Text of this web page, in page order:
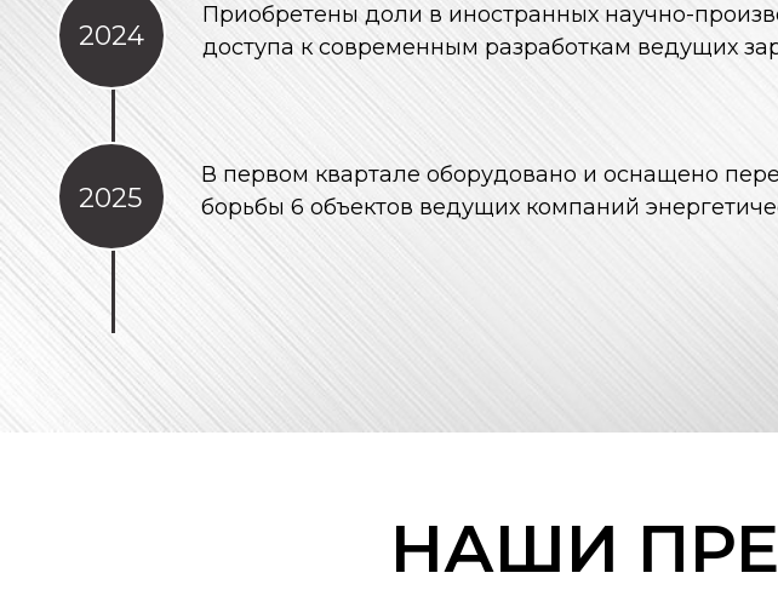
Приобретены доли в иностранных научно-
доступа к современным разработкам ведущих
2024
2025
В первом квартале оборудовано и оснащено
борьбы 6 объектов ведущих компаний
НАШИ